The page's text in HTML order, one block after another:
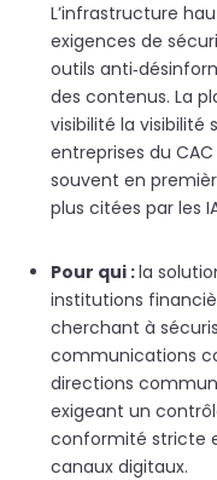
L’infrastructure
exigences de
outils
des contenus. La
visibilité la visibilité
entreprises du
souvent en
plus citées par les
Pour qui :la sol
institutions
cherchant à
communications
directions
exigeant un
conformité stricte
canaux digitaux.